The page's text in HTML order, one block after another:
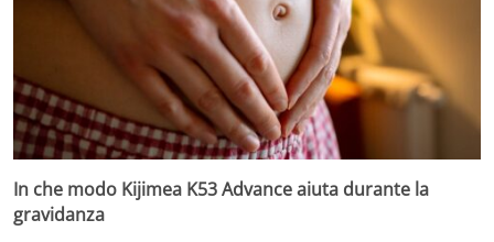
In che modo Kijimea K53 Advance aiuta durante la
gravidanza